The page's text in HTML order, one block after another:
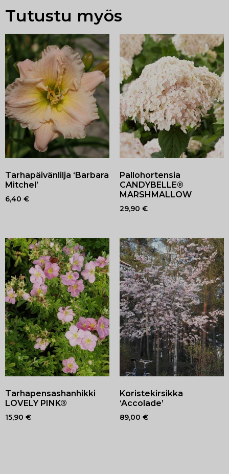
Tutustu myös
Tarhapäivänlilja ‘Barbara
Mitchel’
6,40 €
Pallohortensia
CANDYBELLE®
MARSHMALLOW
29,90 €
Tarhapensashanhikki
LOVELY PINK®
15,90 €
Koristekirsikka
‘Accolade’
89,00 €